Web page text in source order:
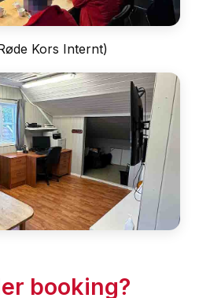
Kors Internt)
booking?